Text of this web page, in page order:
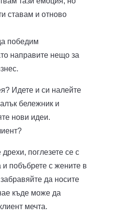
ставам и отново
победим
направите нещо за
Идете и си налейте
бележник и
нови идеи.
поглезете се с
побъбрете с жените в
да носите
къде може да
мечта.